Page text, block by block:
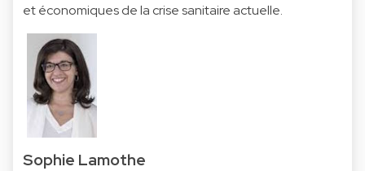
et économiques de la crise sanitaire actuelle.
Sophie Lamothe